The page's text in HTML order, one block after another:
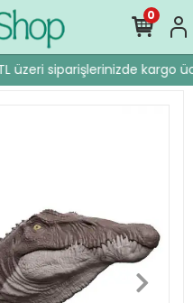
üzeri siparişlerinizde kargo
0